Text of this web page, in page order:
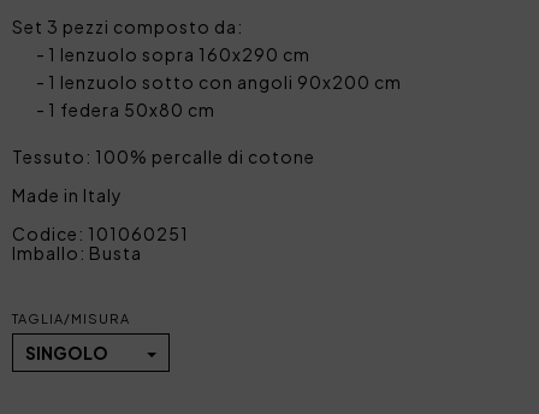
Set 3 pezzi composto da:
1 lenzuolo sopra 160x290 cm
1 lenzuolo sotto con angoli 90x200 cm
1 federa 50x80 cm
Tessuto: 100% percalle di cotone
Made in Italy
Codice: 101060251
Imballo: Busta
TAGLIA/MISURA
SINGOLO